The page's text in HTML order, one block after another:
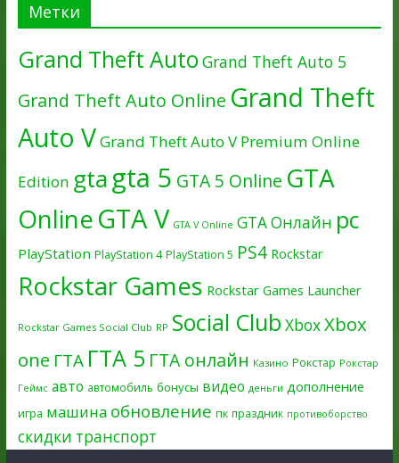
Метки
Grand Theft Auto Grand Theft Auto 5
Grand Theft Auto Online Grand Theft
Auto VGrand Theft Auto V Premium Online
Edition gtagta 5 GTA 5 Online GTA
OnlineGTA V GTA V Online GTA Онлайн pc
PlayStation PlayStation 4 PlayStation 5 PS4 Rockstar
Rockstar Games Rockstar Games Launcher
Rockstar Games Social Club RP Social Club XboxXbox
one ГТА ГТА 5 ГТА онлайн Казино Рокстар Рокстар
Геймс авто автомобиль бонусы видео деньги дополнение
игра машина обновление пк праздник противоборство
скидки транспорт